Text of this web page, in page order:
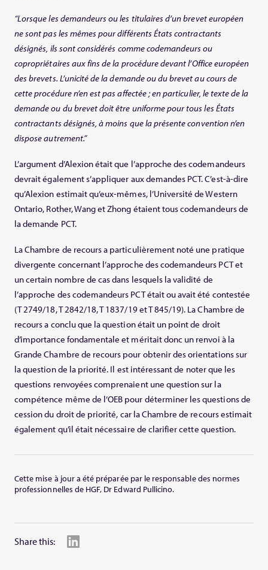
“Lorsque les demandeurs ou les titulaires d’un brevet européen
ne sont pas les mêmes pour différents États contractants
désignés, ils sont considérés comme codemandeurs ou
copropriétaires aux fins de la procédure devant l’Office européen
des brevets. L’unicité de la demande ou du brevet au cours de
cette procédure n’en est pas affectée ; en particulier, le texte de la
demande ou du brevet doit être uniforme pour tous les États
contractants désignés, à moins que la présente convention n’en
dispose autrement.”
L’argument d’Alexion était que l’approche des codemandeurs
devrait également s’appliquer aux demandes PCT. C’est-à-dire
qu’Alexion estimait qu’eux-mêmes, l’Université de Western
Ontario, Rother, Wang et Zhong étaient tous codemandeurs de
la demande PCT.
La Chambre de recours a particulièrement noté une pratique
divergente concernant l’approche des codemandeurs PCT et
un certain nombre de cas dans lesquels la validité de
l’approche des codemandeurs PCT était ou avait été contestée
(T 2749/18, T 2842/18, T 1837/19 et T 845/19). La Chambre de
recours a conclu que la question était un point de droit
d’importance fondamentale et méritait donc un renvoi à la
Grande Chambre de recours pour obtenir des orientations sur
la question de la priorité. Il est intéressant de noter que les
questions renvoyées comprenaient une question sur la
compétence même de l’OEB pour déterminer les questions de
cession du droit de priorité, car la Chambre de recours estimait
également qu’il était nécessaire de clarifier cette question.
Cette mise à jour a été préparée par le responsable des normes
professionnelles de HGF, Dr Edward Pullicino.
Share this: